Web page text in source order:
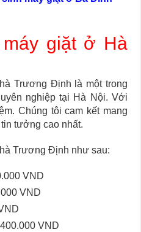
giặt ở Hà
Trương Định là một trong
nghiệp tại Hà Nội. Với
Chúng tôi cam kết mang
tưởng cao nhất.
Trương Định như sau:
VND
VND
VND